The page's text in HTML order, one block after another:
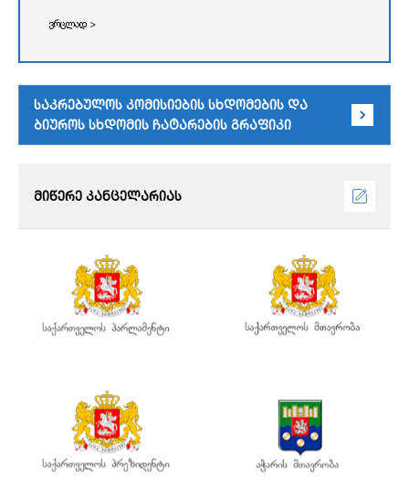
ვრცლად >
საკრებულოს კომისიების სხდომების და
ბიუროს სხდომის ჩატარების გრაფიკი
მიწერე კანცელარიას